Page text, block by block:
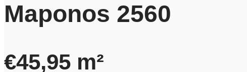
Maponos 2560
€45,95 m²